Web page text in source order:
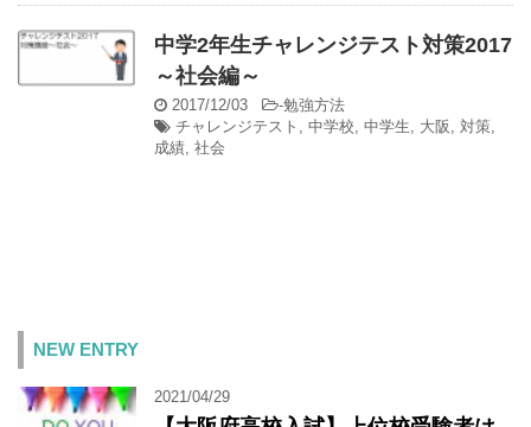
中学2年生チャレンジテスト対策2017
～社会編～
2017/12/03 -勉強方法
チャレンジテスト , 中学校, 中学生, 大阪 , 対策,
成績, 社会
NEW ENTRY
2021/04/29